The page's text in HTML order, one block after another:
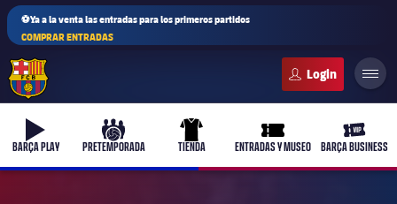
⚽Ya a la venta las entradas para los primeros partidos
COMPRAR ENTRADAS
b-play
BARÇA PLAY
culers-ball
PRETEMPORADA
uniform
TIENDA
ticket-full
ENTRADAS Y MUSEO
ticket-
BARÇA BUSINESS